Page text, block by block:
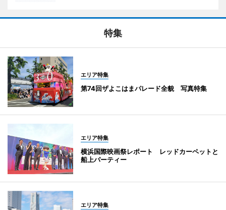
特集
エリア特集
第74回ザよこはまパレード全貌 写真特集
エリア特集
横浜国際映画祭レポート レッドカーペットと
船上パーティー
エリア特集